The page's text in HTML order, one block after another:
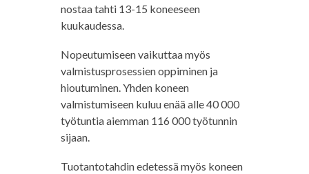
nostaa tahti 13-15 koneeseen
kuukaudessa.
Nopeutumiseen vaikuttaa myös
valmistusprosessien oppiminen ja
hioutuminen. Yhden koneen
valmistumiseen kuluu enää alle 40 000
työtuntia aiemman 116 000 työtunnin
sijaan.
Tuotantotahdin edetessä myös koneen